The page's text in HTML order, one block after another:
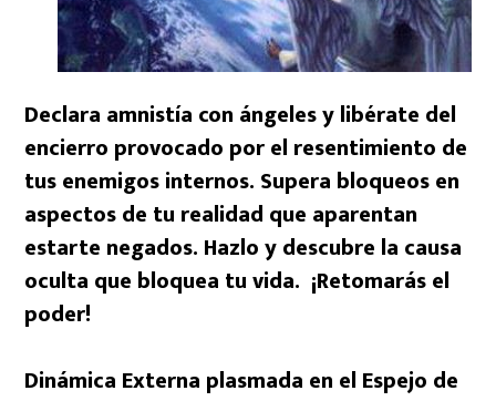
Declara amnistía con ángeles y libérate del
encierro provocado por el resentimiento de
tus enemigos internos. Supera bloqueos en
aspectos de tu realidad que aparentan
estarte negados. Hazlo y descubre la causa
oculta que bloquea tu vida. ¡Retomarás el
poder!
Dinámica Externa plasmada en el Espejo de